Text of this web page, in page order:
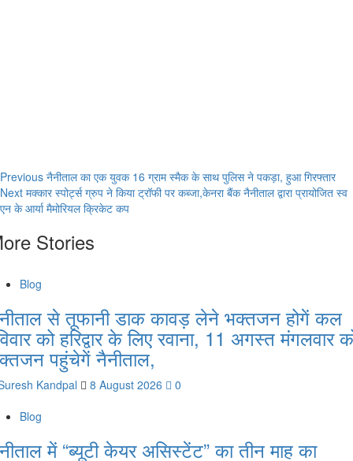
Continue
Reading
Previous नैनीताल का एक युवक 16 ग्राम स्मैक के साथ पुलिस ने पकड़ा, हुआ गिरफ्तार
Next मक्कार स्पोर्ट्स ग्रुप ने किया ट्रॉफी पर कब्जा,केनरा बैंक नैनीताल द्वारा प्रायोजित स्व
एन के आर्या मैमोरियल क्रिकेट कप
Stories
Blog
से तूफानी डाक कावड़ लेने भक्तजन होगें कल
को हरिद्वार के लिए रवाना, 11 अगस्त मंगलवार
पहुंचेगें नैनीताल,
Kandpal 8 August 2026
0
Blog
में “ब्यूटी केयर असिस्टेंट” का तीन माह का